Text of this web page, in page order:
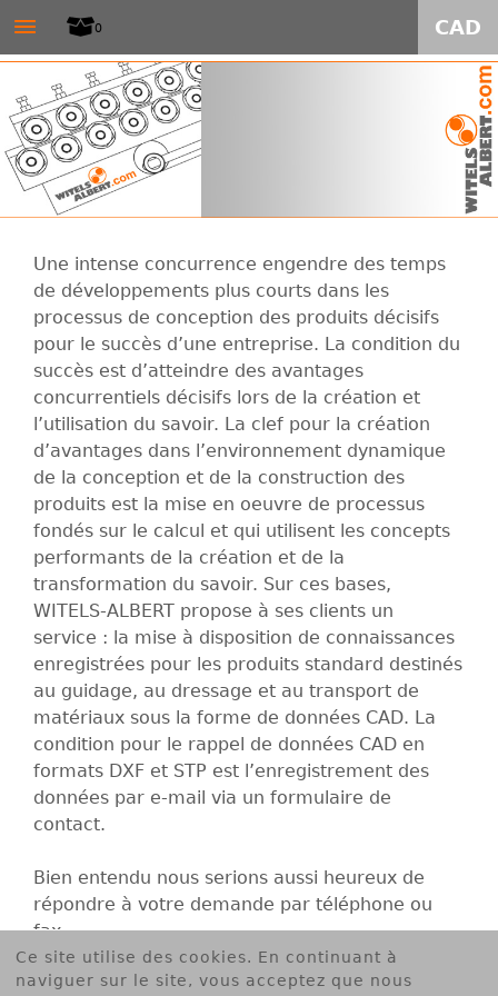
au
contenu
principal
W
T
E
S
A
B
E
R
T
G
m
b
H
0
≡ CAD
Une intense concurrence engendre des temps
de développements plus courts dans les
processus de conception des produits décisifs
pour le succès d’une entreprise. La condition du
succès est d’atteindre des avantages
concurrentiels décisifs lors de la création et
l’utilisation du savoir. La clef pour la création
d’avantages dans l’environnement dynamique
de la conception et de la construction des
produits est la mise en oeuvre de processus
fondés sur le calcul et qui utilisent les concepts
performants de la création et de la
transformation du savoir. Sur ces bases,
WITELS-ALBERT propose à ses clients un
service : la mise à disposition de connaissances
enregistrées pour les produits standard destinés
au guidage, au dressage et au transport de
matériaux sous la forme de données CAD. La
condition pour le rappel de données CAD en
formats DXF et STP est l’enregistrement des
données par e-mail via un formulaire de
contact.
Bien entendu nous serions aussi heureux de
répondre à votre demande par téléphone ou
fax
Contact
Ce site utilise des cookies. En continuant à
naviguer sur le site, vous acceptez que nous